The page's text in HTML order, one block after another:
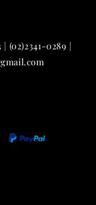
(02)2341-0289 |